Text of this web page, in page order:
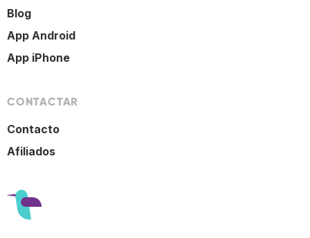
Blog
App Android
App iPhone
CONTACTAR
Contacto
Afiliados